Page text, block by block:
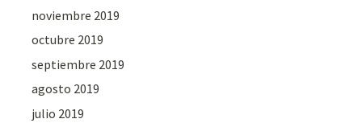
noviembre 2019
octubre 2019
septiembre 2019
agosto 2019
julio 2019